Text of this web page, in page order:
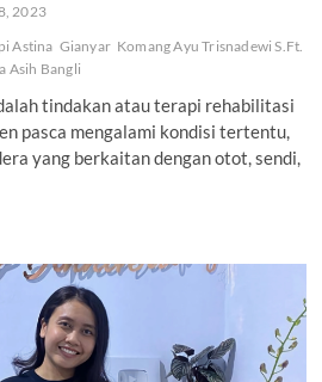
2023
Astina Gianyar Komang Ayu Trisnadewi S.Ft.
Asih Bangli
tindakan atau terapi rehabilitasi
pasca mengalami kondisi tertentu,
yang berkaitan dengan otot, sendi,